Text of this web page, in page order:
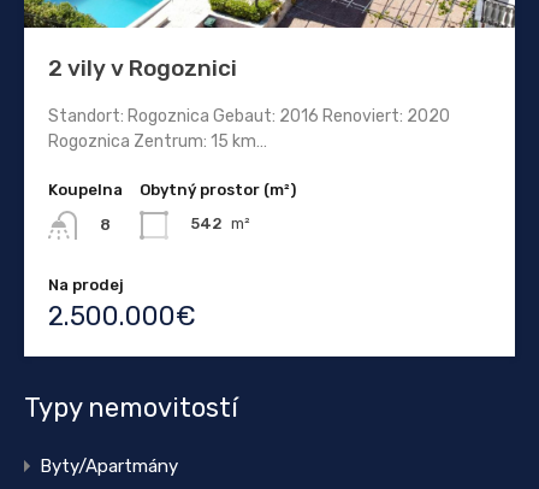
2 vily v Rogoznici
Standort: Rogoznica Gebaut: 2016 Renoviert: 2020
Rogoznica Zentrum: 15 km…
Koupelna
8
Obytný prostor (m²)
542 m²
Na prodej
2.500.000€
Typy nemovitostí
Byty/Apartmány